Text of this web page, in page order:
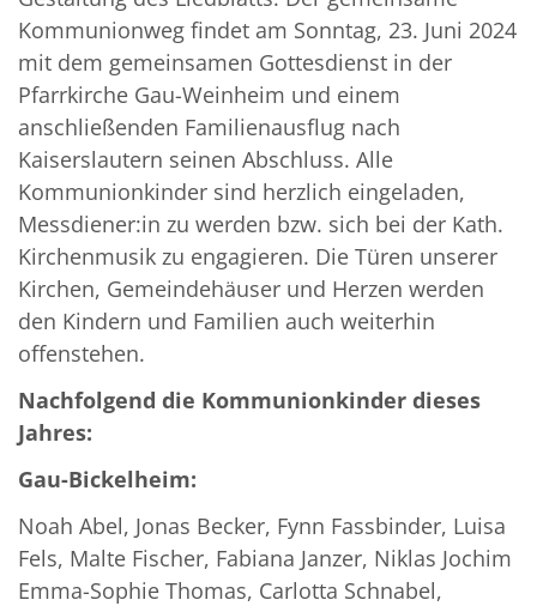
Kommunionweg findet am Sonntag, 23. Juni 2024
mit dem gemeinsamen Gottesdienst in der
Pfarrkirche Gau-Weinheim und einem
anschließenden Familienausflug nach
Kaiserslautern seinen Abschluss. Alle
Kommunionkinder sind herzlich eingeladen,
Messdiener:in zu werden bzw. sich bei der Kath.
Kirchenmusik zu engagieren. Die Türen unserer
Kirchen, Gemeindehäuser und Herzen werden
den Kindern und Familien auch weiterhin
offenstehen.
Nachfolgend die Kommunionkinder dieses
Jahres:
Gau-Bickelheim:
Noah Abel, Jonas Becker, Fynn Fassbinder, Luisa
Fels, Malte Fischer, Fabiana Janzer, Niklas Jochim
Emma-Sophie Thomas, Carlotta Schnabel,